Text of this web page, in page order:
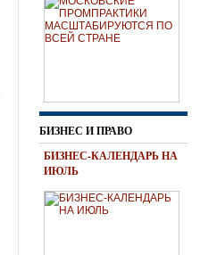
БИЗНЕС И ПРАВО
БИЗНЕС-КАЛЕНДАРЬ НА
ИЮЛЬ